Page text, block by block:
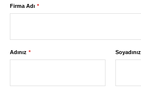
Firma Adı
Adınız Soyadınız